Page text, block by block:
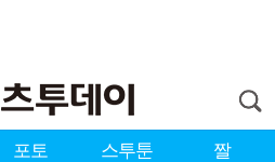
포토 스투툰 짤